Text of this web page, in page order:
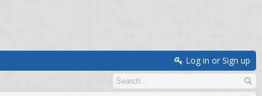
Log in or Sign up